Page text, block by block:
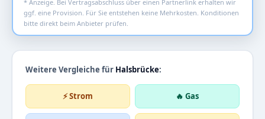
* Anzeige. Bei Vertragsabschluss über einen Partnerlink erhalten wir
ggf. eine Provision. Für Sie entstehen keine Mehrkosten. Konditionen
bitte direkt beim Anbieter prüfen.
Weitere Vergleiche für Halsbrücke:
⚡ Strom 🔥 Gas